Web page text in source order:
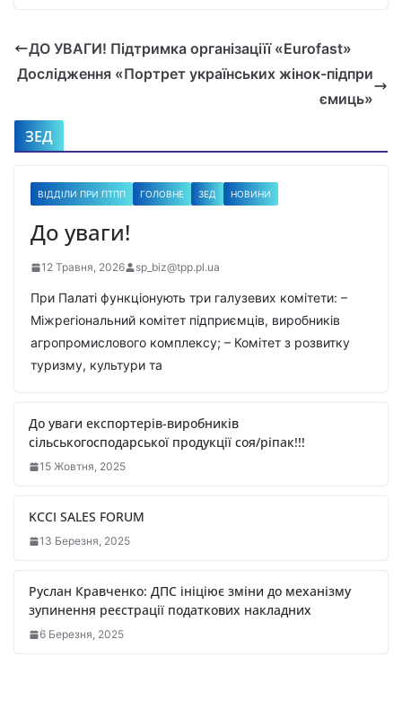
ДО УВАГИ! Підтримка організаціїї «Eurofast»
Дослідження «Портрет українських жінок-підпри
ємиць»
ЗЕД
ВІДДІЛИ ПРИ ПТПП ГОЛОВНЕ ЗЕД НОВИНИ
До уваги!
12 Травня, 2026 sp_biz@tpp.pl.ua
При Палаті функціонують три галузевих комітети: –
Міжрегіональний комітет підприємців, виробників
агропромислового комплексу; – Комітет з розвитку
туризму, культури та
До уваги експортерів-виробників
сільськогосподарської продукції соя/ріпак!!!
15 Жовтня, 2025
KCCI SALES FORUM
13 Березня, 2025
Руслан Кравченко: ДПС ініціює зміни до механізму
зупинення реєстрації податкових накладних
6 Березня, 2025